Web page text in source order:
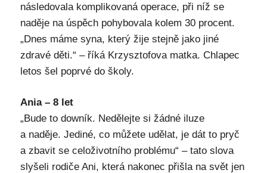
následovala komplikovaná operace, při níž se
naděje na úspěch pohybovala kolem 30 procent.
„Dnes máme syna, který žije stejně jako jiné
zdravé děti.“ – říká Krzysztofova matka. Chlapec
letos šel poprvé do školy.
Ania – 8 let
„Bude to downík. Nedělejte si žádné iluze
a naděje. Jediné, co můžete udělat, je dát to pryč
a zbavit se celoživotního problému“ – tato slova
slyšeli rodiče Ani, která nakonec přišla na svět jen